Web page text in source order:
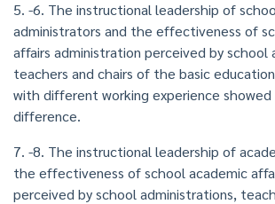
5. -6. The instructional leadership of
administrators and the effectiveness of
affairs administration perceived by school
teachers and chairs of the basic
with different working experience showed
difference.
7. -8. The instructional leadership of
the effectiveness of school academic
perceived by school administrations,